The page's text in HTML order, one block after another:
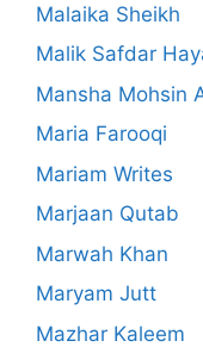
Malaika Sheikh
Malik Safdar
Mansha Mohsin
Maria Farooqi
Mariam Writes
Marjaan Qutab
Marwah Khan
Maryam Jutt
Mazhar Kaleem